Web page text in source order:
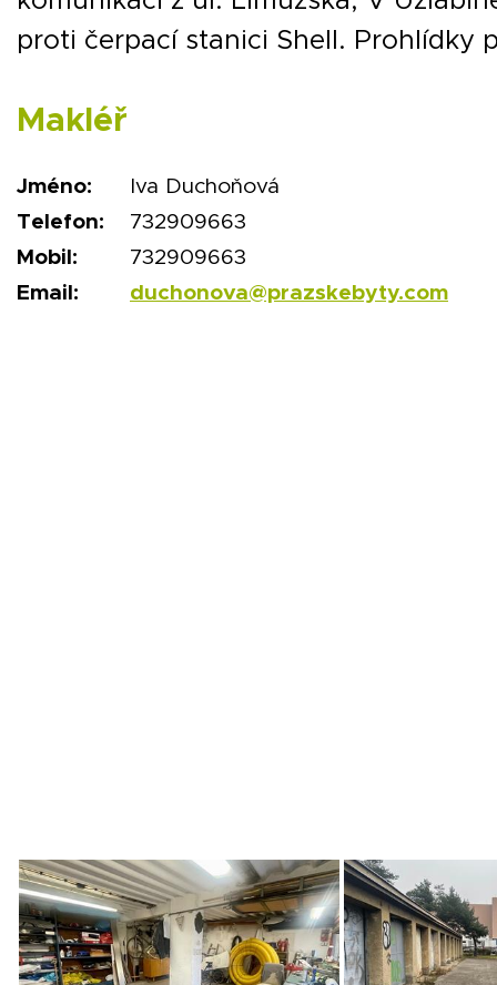
proti čerpací stanici Shell. Prohlídky
Makléř
Jméno:
Iva Duchoňová
Telefon:
732909663
Mobil:
732909663
Email:
duchonova@prazskebyty.com